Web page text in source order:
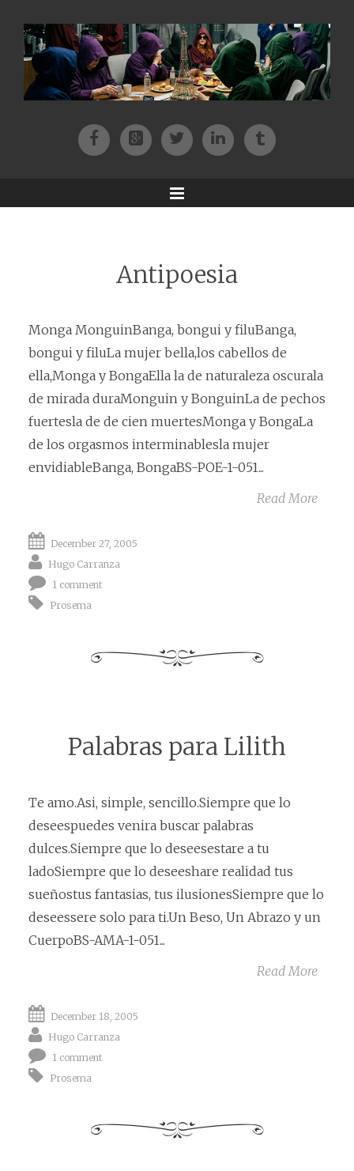
FacebookPatreonTwitterInstagram
Tik-tok
Menu
Antipoesia
Monga MonguinBanga, bongui y filuBanga,
bongui y filuLa mujer bella,los cabellos de
ella,Monga y BongaElla la de naturaleza oscurala
de mirada duraMonguin y BonguinLa de pechos
fuertesla de de cien muertesMonga y BongaLa
de los orgasmos interminablesla mujer
envidiableBanga, BongaBS-POE-1-051...
Read More
December 27, 2005
Hugo Carranza
1 comment
Prosema
Palabras para Lilith
Te amo.Asi, simple, sencillo.Siempre que lo
deseespuedes venira buscar palabras
dulces.Siempre que lo deseesestare a tu
ladoSiempre que lo deseeshare realidad tus
sueñostus fantasias, tus ilusionesSiempre que lo
deseessere solo para ti.Un Beso, Un Abrazo y un
CuerpoBS-AMA-1-051...
Read More
December 18, 2005
Hugo Carranza
1 comment
Prosema